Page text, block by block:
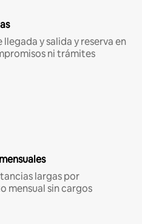
y salida y reserva en
ni trámites
largas por
mensual sin cargos